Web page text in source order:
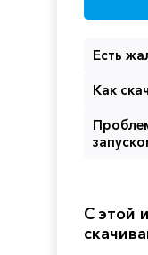
Есть
Как
С этой